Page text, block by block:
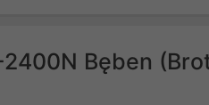
Bęben